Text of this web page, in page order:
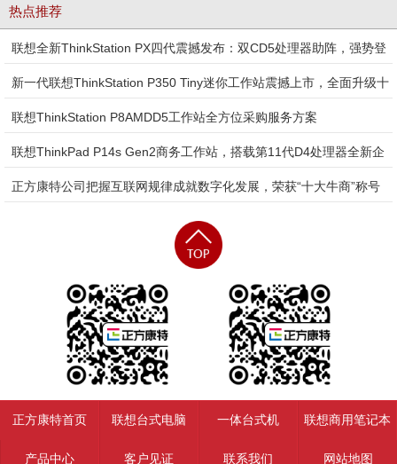
热点推荐
联想全新ThinkStation PX四代震撼发布：双CD5处理器助阵，强势登
陆市场
新一代联想ThinkStation P350 Tiny迷你工作站震撼上市，全面升级十
代至十一代D4处理器，1L超紧凑设计，限时抢购机会难得
联想ThinkStation P8AMDD5工作站全方位采购服务方案
联想ThinkPad P14s Gen2商务工作站，搭载第11代D4处理器全新企
业采购策略
正方康特公司把握互联网规律成就数字化发展，荣获“十大牛商”称号
正方康特首页 联想台式电脑 一体台式机 联想商用笔记本
产品中心 客户见证 联系我们 网站地图